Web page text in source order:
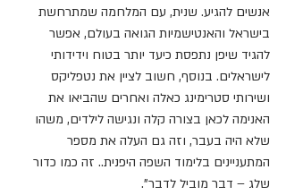
אנשים להגיע. שנית, עם המלחמה שמתרחשת
בישראל והאנטישמיות הגואה בעולם, אפשר
להגיד שיפן נתפסת כיעד יותר בטוח וידידותי
לישראלים. בנוסף, חשוב לציין את נטפליקס
ושירותי סטרימינג כאלה ואחרים שהביאו את
האנימה לכאן בצורה קלה ונגישה לילדים, משהו
שלא היה בעבר, וזה גם העלה את מספר
המתעניינים בלימוד השפה היפנית.. זה כמו כדור
שלג – דבר מוביל לדבר".